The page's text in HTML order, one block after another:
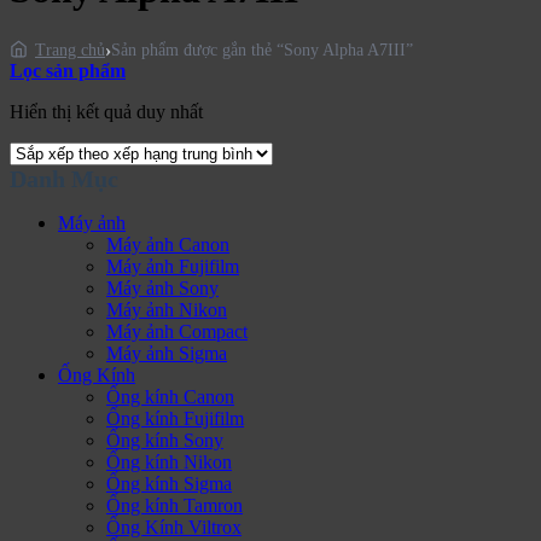
Trang chủ Sản phẩm được gắn thẻ “Sony Alpha A7III”
Lọc sản phẩm
Hiển thị kết quả duy nhất
Máy ảnh
Máy ảnh Canon
Máy ảnh Fujifilm
Máy ảnh Sony
Máy ảnh Nikon
Máy ảnh Compact
Máy ảnh Sigma
Ống Kính
Ống kính Canon
Ống kính Fujifilm
Ống kính Sony
Ống kính Nikon
Ống kính Sigma
Ống kính Tamron
Ống Kính Viltrox